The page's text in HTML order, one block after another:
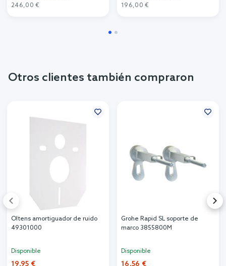
246,00 €
196,00 €
Otros clientes también compraron
Oltens amortiguador de ruido
49301000
Disponible
19,95 €
Grohe Rapid SL soporte de
marco 3855800M
Disponible
16,56 €